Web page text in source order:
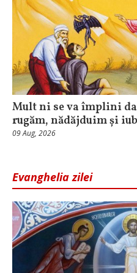
Mult ni se va împlini
rugăm, nădăjduim și
09 Aug, 2026
Evanghelia zilei